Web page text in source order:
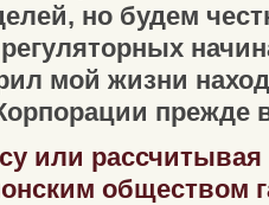
но будем
мой жизни
прежде
или
обществом